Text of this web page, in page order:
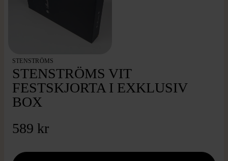
STENSTRÖMS
STENSTRÖMS VIT
FESTSKJORTA I EXKLUSIV
BOX
589 kr